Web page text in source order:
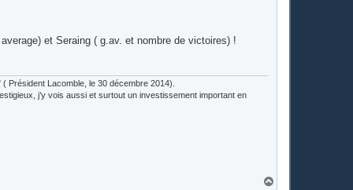
et Seraing ( g.av. et nombre de victoires) !
Président Lacomble, le 30 décembre 2014).
j’y vois aussi et surtout un investissement important en